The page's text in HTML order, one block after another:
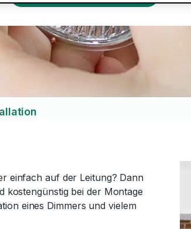
einfach auf der Leitung? Dann
kostengünstig bei der Montage
eines Dimmers und vielem